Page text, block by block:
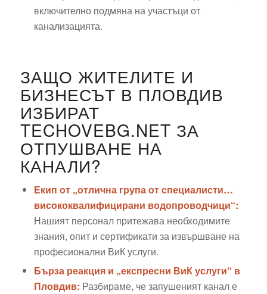
включително подмяна на участъци от
канализацията.
ЗАЩО ЖИТЕЛИТЕ И
БИЗНЕСЪТ В ПЛОВДИВ
ИЗБИРАТ
TECHOVEBG.NET ЗА
ОТПУШВАНЕ НА
КАНАЛИ?
Екип от „отлична група от специалисти…
висококвалифицирани водопроводчици“:
Нашият персонал притежава необходимите
знания, опит и сертификати за извършване на
професионални ВиК услуги.
Бърза реакция и „експресни ВиК услуги“ в
Пловдив: Разбираме, че запушеният канал е